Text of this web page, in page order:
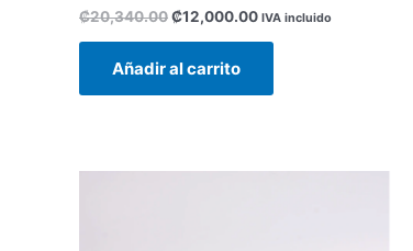
₡20,340.00₡12,000.00 IVA incluido
Añadir al carrito